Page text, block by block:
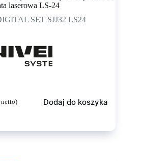
laserowa LS-24
SET SJJ32 LS24
Dodaj do koszyka